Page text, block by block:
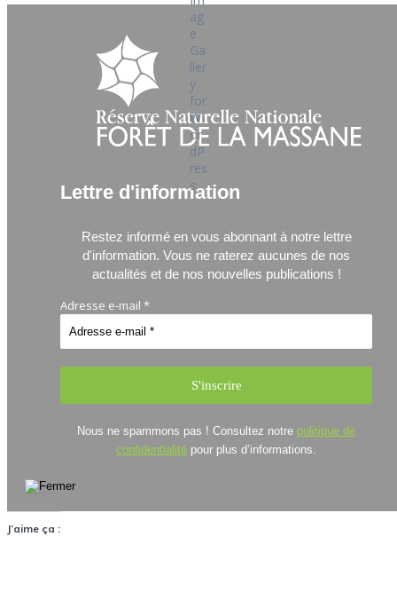
Lettre d'information
Restez informé en vous abonnant à notre lettre
d'information. Vous ne raterez aucunes de nos
actualités et de nos nouvelles publications !
Adresse e-mail *
Nous ne spammons pas ! Consultez notre politique de
confidentialité pour plus d’informations.
J’aime ça :